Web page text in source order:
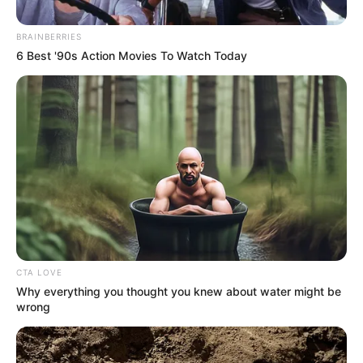
BRAINBERRIES
6 Best '90s Action Movies To Watch Today
CTA LOVE
Why everything you thought you knew about water might be
wrong